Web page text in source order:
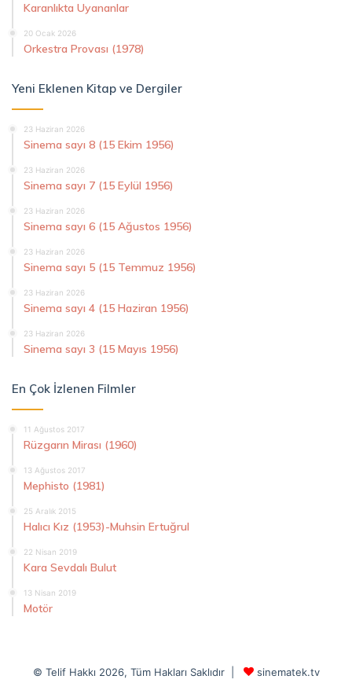
Karanlıkta Uyananlar
20 Ocak 2026
Orkestra Provası (1978)
Yeni Eklenen Kitap ve Dergiler
23 Haziran 2026
Sinema sayı 8 (15 Ekim 1956)
23 Haziran 2026
Sinema sayı 7 (15 Eylül 1956)
23 Haziran 2026
Sinema sayı 6 (15 Ağustos 1956)
23 Haziran 2026
Sinema sayı 5 (15 Temmuz 1956)
23 Haziran 2026
Sinema sayı 4 (15 Haziran 1956)
23 Haziran 2026
Sinema sayı 3 (15 Mayıs 1956)
En Çok İzlenen Filmler
11 Ağustos 2017
Rüzgarın Mirası (1960)
13 Ağustos 2017
Mephisto (1981)
25 Aralık 2015
Halıcı Kız (1953)-Muhsin Ertuğrul
22 Nisan 2019
Kara Sevdalı Bulut
13 Nisan 2019
Motör
© Telif Hakkı 2026, Tüm Hakları Saklıdır | sinematek.tv